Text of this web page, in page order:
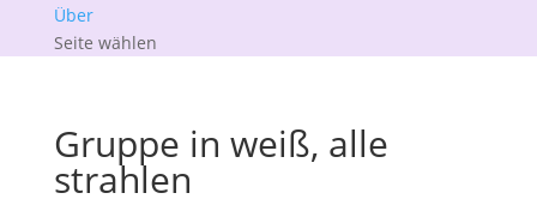
Über
Seite wählen
Gruppe in weiß, alle
strahlen